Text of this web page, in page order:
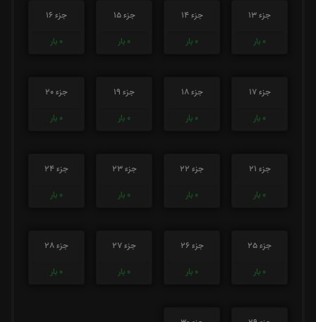
جزء 13
0 بار
جزء 14
0 بار
جزء 15
0 بار
جزء 16
0 بار
جزء 17
0 بار
جزء 18
0 بار
جزء 19
0 بار
جزء 20
0 بار
جزء 21
0 بار
جزء 22
0 بار
جزء 23
0 بار
جزء 24
0 بار
جزء 25
0 بار
جزء 26
0 بار
جزء 27
0 بار
جزء 28
0 بار